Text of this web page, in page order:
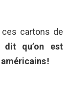
cartons de
dit qu’on est
!